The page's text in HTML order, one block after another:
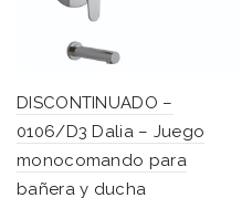
DISCONTINUADO –
0106/D3 Dalia – Juego
monocomando para
bañera y ducha